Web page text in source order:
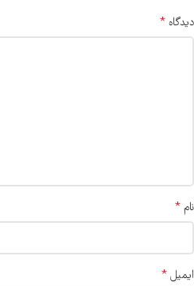
دیدگاه *
نام *
ایمیل *